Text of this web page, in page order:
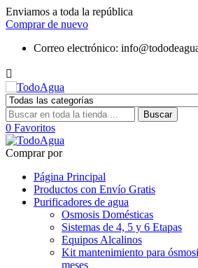
Enviamos a toda la república
Comprar de nuevo
Correo electrónico:

Buscar
0 Favoritos
Comprar por
Página Principal
Productos con Envío Gratis
Purificadores de agua
Osmosis Domésticas
Sistemas de 4, 5 y 6 Etapas
Equipos Alcalinos
Kit mantenimiento para
meses